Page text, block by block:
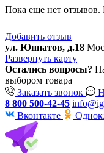
Пока еще нет
Добавить отзыв
ул. Юннатов, д.18
Развернуть карту
Остались вопросы?
выбором товара
Заказать звонок
8 800 500-42-45
Вконтакте